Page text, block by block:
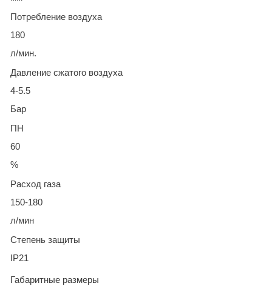
Потребление воздуха
180
л/мин.
Давление сжатого воздуха
4-5.5
Бар
ПН
60
%
Расход газа
150-180
л/мин
Степень защиты
IP21
Габаритные размеры